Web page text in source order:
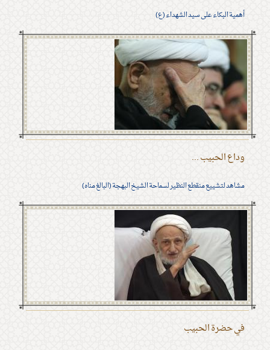
أهمية البكاء على سيد الشهداء (ع)
وداع الحبيب ...
مشاهد لتشييع منقطع النظير لسماحة الشيخ البهجة (البالغ مناه)
في حضرة الحبيب